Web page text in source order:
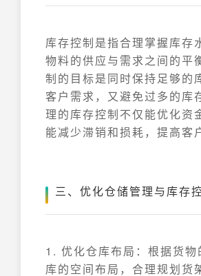
库存控制是指合理掌握库存
物料的供应与需求之间的平
制的目标是同时保持足够的
客户需求，又避免过多的库
理的库存控制不仅能优化资
能减少滞销和损耗，提高客
三、优化仓储管理与库存
1. 优化仓库布局：根据货物
库的空间布局，合理规划货